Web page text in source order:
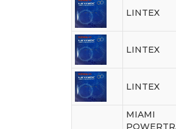
LINTEX
LINTEX
LINTEX
MIAMI